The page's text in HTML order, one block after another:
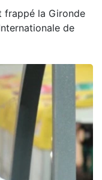
frappé la Gironde
de